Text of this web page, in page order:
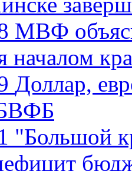
МВФ
началом
Доллар,
"Большой